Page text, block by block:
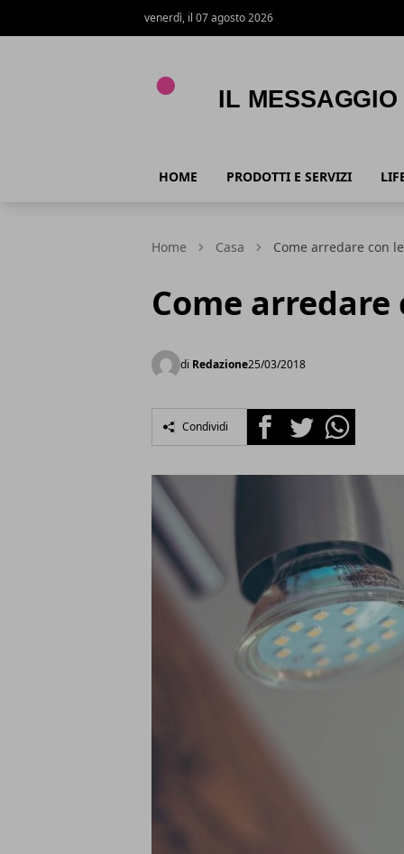
venerdì, il 07 agosto 2026
HOME PRODOTTI E SERVIZI
Home Casa Come arredare con
Come
di Redazione25/03/2018
Condividi FacebookTwitterWhatsapp